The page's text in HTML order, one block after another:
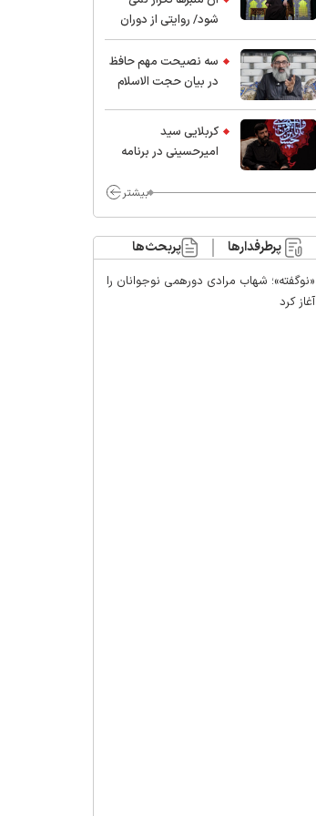
شود/ روایتی از دوران
کودکی و نوجوانی این
واعظ بزرگ و نویسنده و
پژوهشگر جهان اسلام
سه نصیحت مهم حافظ
در بیان حجت الاسلام
کربلایی سید
امیر‌حسینی در برنامه
محسن چاوشی چه
مراقب ماست/ مردم
دهن تفرقه افکنان بزنند
بیشتر
پرطرفدارها پربحث‌ها
«نوگفته»؛ شهاب مرادی دورهمی نوجوانان را
آغاز کرد